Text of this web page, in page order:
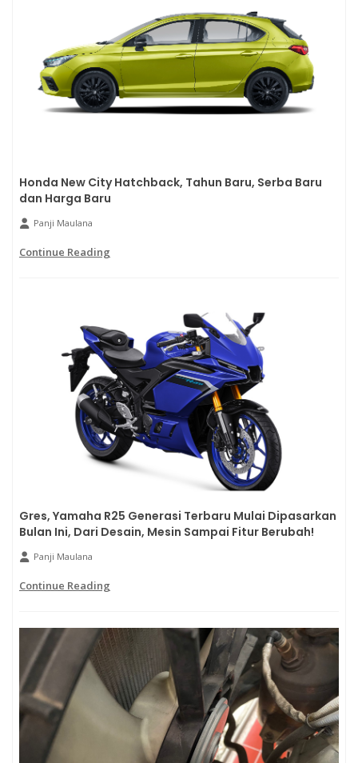
Honda New City Hatchback, Tahun Baru, Serba Baru
dan Harga Baru
Panji Maulana
Continue Reading
Gres, Yamaha R25 Generasi Terbaru Mulai Dipasarkan
Bulan Ini, Dari Desain, Mesin Sampai Fitur Berubah!
Panji Maulana
Continue Reading